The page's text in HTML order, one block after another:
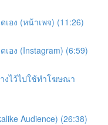
อง (หน้าเพจ) (11:26)
อง (Instagram) (6:59)
งไว้ไปใช้ทำโฆษณา
Audience) (26:38)